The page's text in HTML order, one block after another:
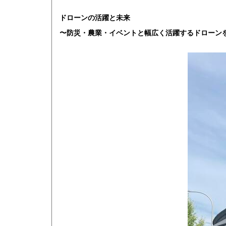
ドローンの活躍と未来
〜防災・農業・イベントと幅広く活躍するドローン